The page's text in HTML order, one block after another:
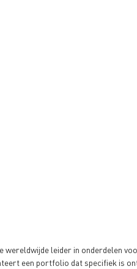
wereldwijde leider in onderdelen
een portfolio dat specifiek is